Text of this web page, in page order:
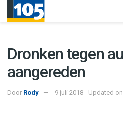
Dronken tegen
aangereden
Door Rody 9 juli 2018 - Updated